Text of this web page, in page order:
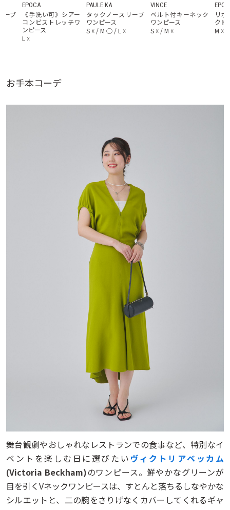
ープ
EPOCA
《手洗い可》シアー
コンビストレッチワ
ンピース
L ☓
PAULE KA
タックノースリーブ
ワンピース
S ☓ / M ◯ / L ☓
VINCE
ベルト付キーネック
ワンピース
S ☓ / M ☓
リ
クド
M ☓
お手本コーデ
舞台観劇やおしゃれなレストランでの食事など、特別なイ
ベントを楽しむ日に選びたいヴィクトリアベッカム
(Victoria Beckham)のワンピース。 鮮やかなグリーンが
目を引くVネックワンピースは、すとんと落ちるしなやかな
シルエットと、二の腕をさりげなくカバーしてくれるギャ